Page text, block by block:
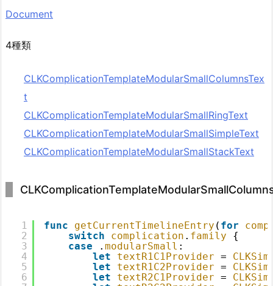
Document
4種類
CLKComplicationTemplateModularSmallColumnsTex
t
CLKComplicationTemplateModularSmallRingText
CLKComplicationTemplateModularSmallSimpleText
CLKComplicationTemplateModularSmallStackText
1
2
3
4
5
6
func getCurrentTimelineEntry ( for
switch
complication . family
{
case
. modularSmall :
let
textR1C1Provider =
let
textR1C2Provider =
let
textR2C1Provider =